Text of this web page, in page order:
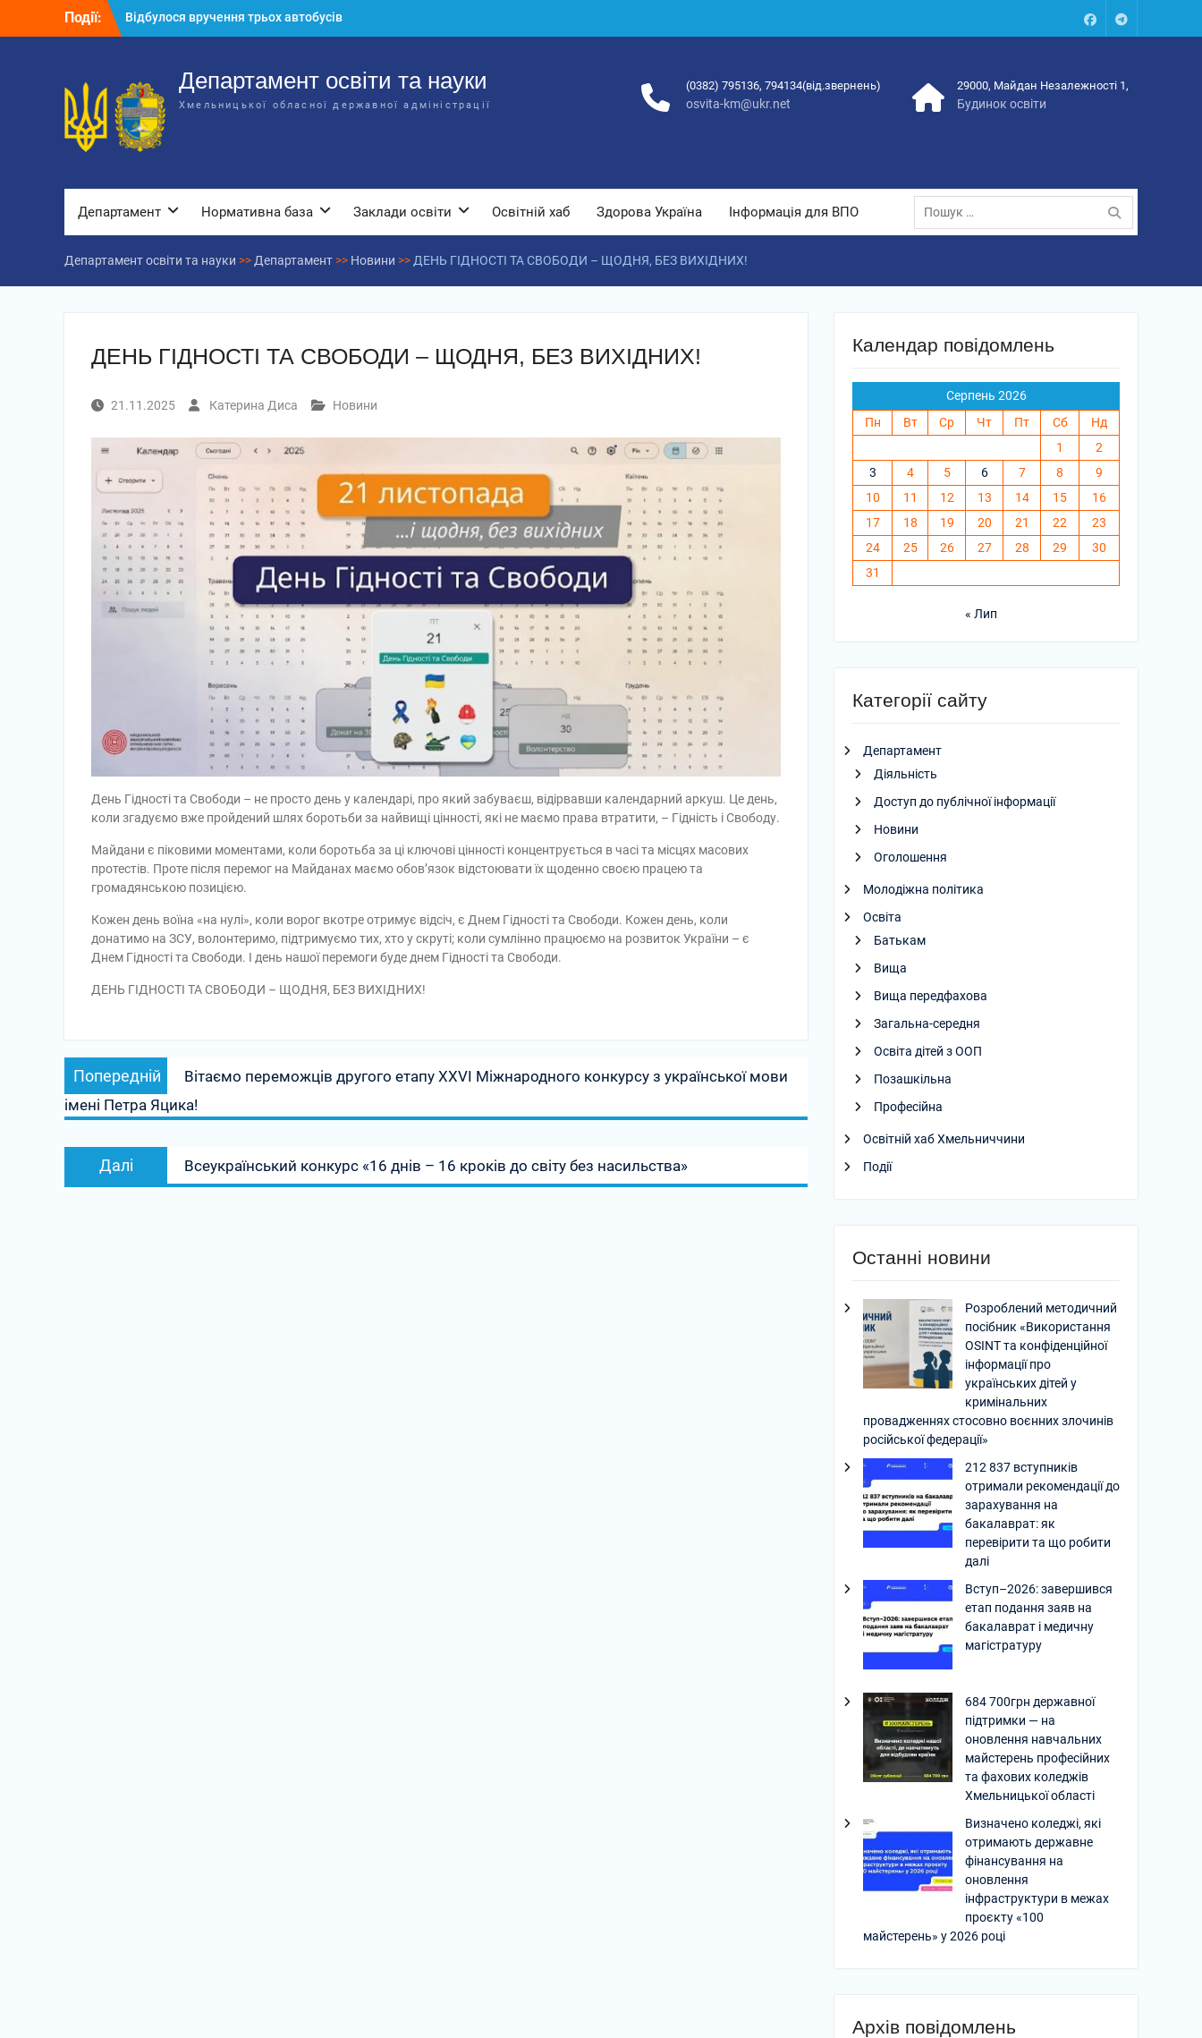
Події:
Відбулося вручення трьох автобусів
Департаменту освіти та науки обласної
державної адміністрації
Відбулась обласна нарада для
відповідальних за національно-
патріотичне виховання
FacebookTalegram
Департамент освіти та науки
Хмельницької обласної державної адміністрації
(0382) 795136, 794134(від.звернень)
osvita-km@ukr.net
29000, Майдан Незалежності 1,
Будинок освіти
Департамент Нормативна база Заклади освіти Освітній хаб Здорова Україна Інформація для ВПО
Пошук:
Департамент освіти та науки >> Департамент >> Новини >> ДЕНЬ ГІДНОСТІ ТА СВОБОДИ – ЩОДНЯ, БЕЗ ВИХІДНИХ!
ДЕНЬ ГІДНОСТІ ТА СВОБОДИ – ЩОДНЯ, БЕЗ ВИХІДНИХ!
21.11.2025 Катерина Диса Новини
День Гідності та Свободи – не просто день у календарі, про який забуваєш, відірвавши календарний аркуш. Це день,
коли згадуємо вже пройдений шлях боротьби за найвищі цінності, які не маємо права втратити, – Гідність і Свободу.
Майдани є піковими моментами, коли боротьба за ці ключові цінності концентрується в часі та місцях масових
протестів. Проте після перемог на Майданах маємо обов’язок відстоювати їх щоденно своєю працею та
громадянською позицією.
Кожен день воїна «на нулі», коли ворог вкотре отримує відсіч, є Днем Гідності та Свободи. Кожен день, коли
донатимо на ЗСУ, волонтеримо, підтримуємо тих, хто у скруті; коли сумлінно працюємо на розвиток України – є
Днем Гідності та Свободи. І день нашої перемоги буде днем Гідності та Свободи.
ДЕНЬ ГІДНОСТІ ТА СВОБОДИ – ЩОДНЯ, БЕЗ ВИХІДНИХ!
Навігація
записів
Попередній
Попередній
запис:
Вітаємо переможців другого етапу ХХVІ Міжнародного конкурсу з української мови
імені Петра Яцика!
Далі
запис:
Всеукраїнський конкурс «16 днів – 16 кроків до світу без насильства»
Календар повідомлень
Серпень 2026
Пн
Вт Ср Чт Пт Сб
Нд
1
2
3
4 5 6 7 8
9
10
11 12 13 14 15
16
17
18 19 20 21 22
23
24
25 26 27 28 29
30
31
« Лип
Категорії сайту
Департамент
Діяльність
Доступ до публічної інформації
Новини
Оголошення
Молодіжна політика
Освіта
Батькам
Вища
Вища передфахова
Загальна-середня
Освіта дітей з ООП
Позашкільна
Професійна
Освітній хаб Хмельниччини
Події
Останні новини
Розроблений методичний
посібник «Використання
OSINT та конфіденційної
інформації про
українських дітей у
кримінальних
провадженнях стосовно воєнних злочинів
російської федерації»
212 837 вступників
отримали рекомендації до
зарахування на
бакалаврат: як
перевірити та що робити
далі
Вступ–2026: завершився
етап подання заяв на
бакалаврат і медичну
магістратуру
684 700грн державної
підтримки — на
оновлення навчальних
майстерень професійних
та фахових коледжів
Хмельницької області
Визначено коледжі, які
отримають державне
фінансування на
оновлення
інфраструктури в межах
проєкту «100
майстерень» у 2026 році
Архів повідомлень